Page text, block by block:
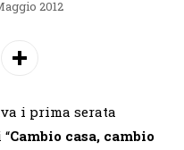
2012
i prima serata
Cambio casa, cambio